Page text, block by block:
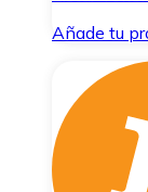
Añade tu